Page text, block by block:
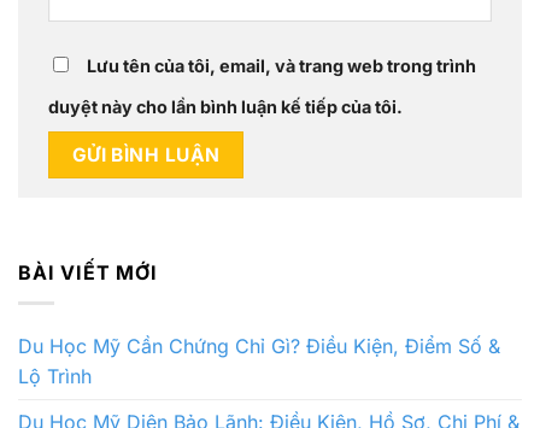
Lưu tên của tôi, email, và trang web trong trình
duyệt này cho lần bình luận kế tiếp của tôi.
BÀI VIẾT MỚI
Du Học Mỹ Cần Chứng Chỉ Gì? Điều Kiện, Điểm Số &
Lộ Trình
Du Học Mỹ Diện Bảo Lãnh: Điều Kiện, Hồ Sơ, Chi Phí &